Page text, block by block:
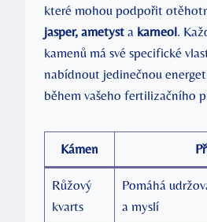
které mohou podpořit
jasper, ametyst a karneol.
kamenů má své specifické
nabídnout jedinečnou
během vašeho fertilizačního
Kámen
Růžový
kvarts
Pomáhá
a myslí